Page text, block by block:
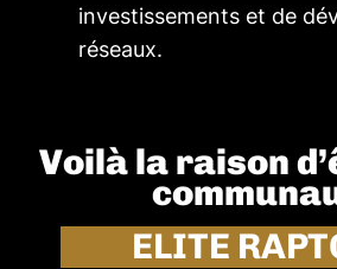
investissements et de
réseaux.
Voilà la raison
ELITE